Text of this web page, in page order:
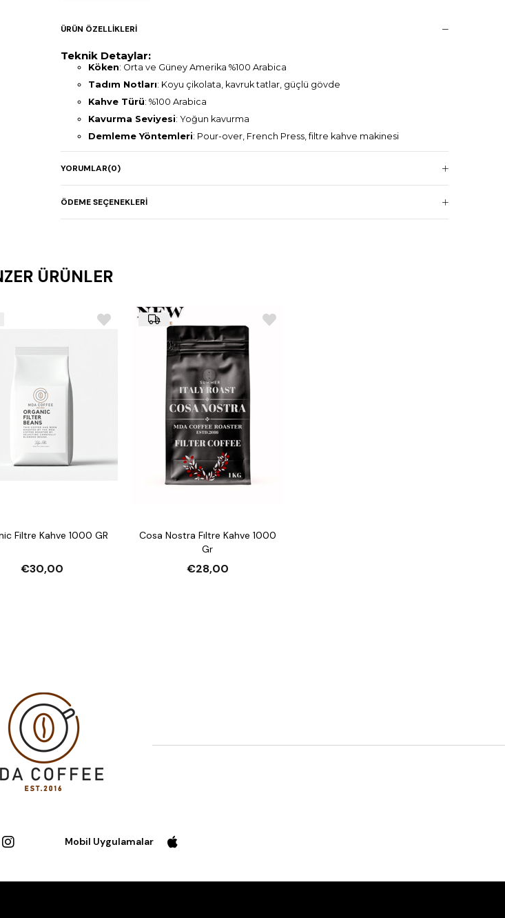
ÜRÜN ÖZELLIKLERI
Teknik Detaylar:
Köken: Orta ve Güney Amerika %100 Arabica
Tadım Notları: Koyu çikolata, kavruk tatlar, güçlü gövde
Kahve Türü: %100 Arabica
Kavurma Seviyesi: Yoğun kavurma
Demleme Yöntemleri: Pour-over, French Press, filtre kahve makinesi
Paket Boyutu: 1 KG
Ambalaj
YORUMLAR(0)
ÖDEME SEÇENEKLERI
ÜRÜNLER
Filtre Kahve 1000 GR
€30,00
Cosa Nostra Fıltre Kahve 1000
Gr
€28,00
Mobil Uygulamalar